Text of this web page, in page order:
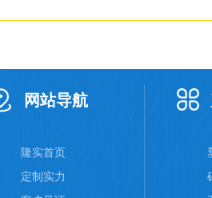
网站导航
隆实首页
定制实力